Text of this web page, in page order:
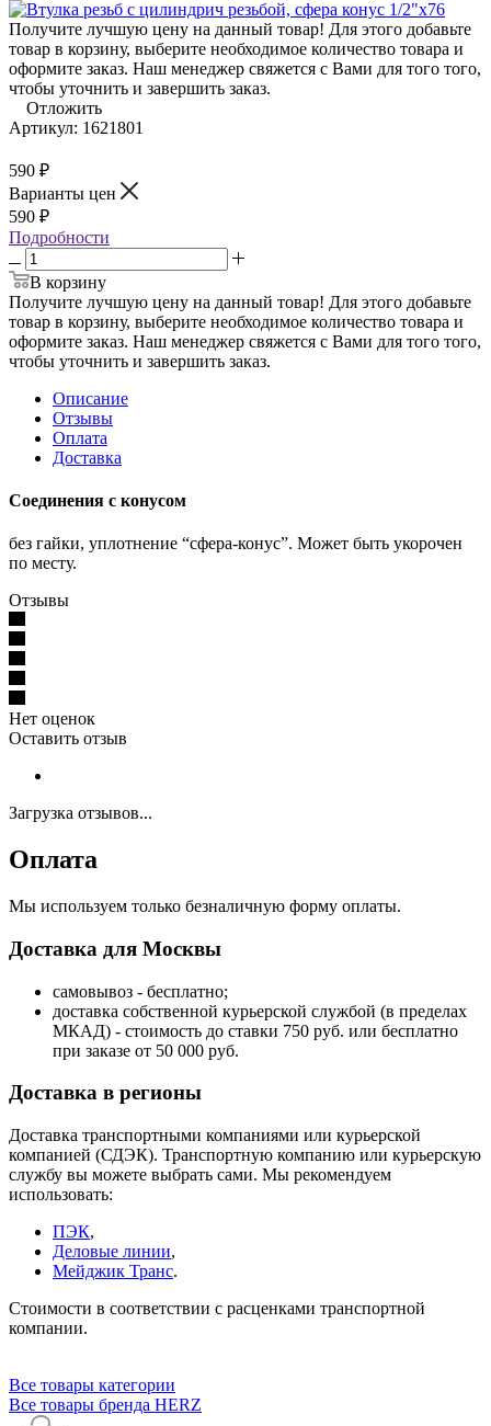
Получите лучшую цену на данный товар! Для этого добавьте
товар в корзину, выберите необходимое количество товара и
оформите заказ. Наш менеджер свяжется с Вами для того того,
чтобы уточнить и завершить заказ.
Отложить
Артикул: 1621801
590 ₽
Варианты цен
590 ₽
Подробности
В корзину
Получите лучшую цену на данный товар! Для этого добавьте
товар в корзину, выберите необходимое количество товара и
оформите заказ. Наш менеджер свяжется с Вами для того того,
чтобы уточнить и завершить заказ.
Описание
Отзывы
Оплата
Доставка
Соединения с конусом
без гайки, уплотнение “сфера-конус”. Может быть укорочен
по месту.
Отзывы
Нет оценок
Оставить отзыв
Загрузка отзывов...
Оплата
Мы используем только безналичную форму оплаты.
Доставка для Москвы
самовывоз - бесплатно;
доставка собственной курьерской службой (в пределах
МКАД) - стоимость до ставки 750 руб. или бесплатно
при заказе от 50 000 руб.
Доставка в регионы
Доставка транспортными компаниями или курьерской
компанией (СДЭК). Транспортную компанию или курьерскую
службу вы можете выбрать сами. Мы рекомендуем
использовать:
ПЭК,
Деловые линии,
Мейджик Транс.
Стоимости в соответствии с расценками транспортной
компании.
Все товары категории
Все товары бренда HERZ